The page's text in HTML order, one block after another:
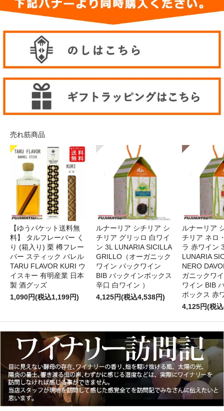
売れ筋商品
【ゆうパケット送料無
料】 タルフレーバー く
り (箱入り) 栗 樽フレー
バー スティック バレル
TARU FLAVOR KURI ウ
イスキー 有明産業 日本
製 酒グッズ
1,090円(税込1,199円)
ルナーリア シチリア シ
チリア グリッロ 白ワイ
ン 3L LUNARIA SICILLA
GRILLO（オーガニック
ワイン パックワイン
BIB バックインボックス
辛口 白ワイン ）
4,125円(税込4,538円)
ルナーリア
チリア ネロ
ラ 赤ワイ
LUNARIA
NERO
ガニックワ
ワイン BIB
ボックス 赤
4,125円(税